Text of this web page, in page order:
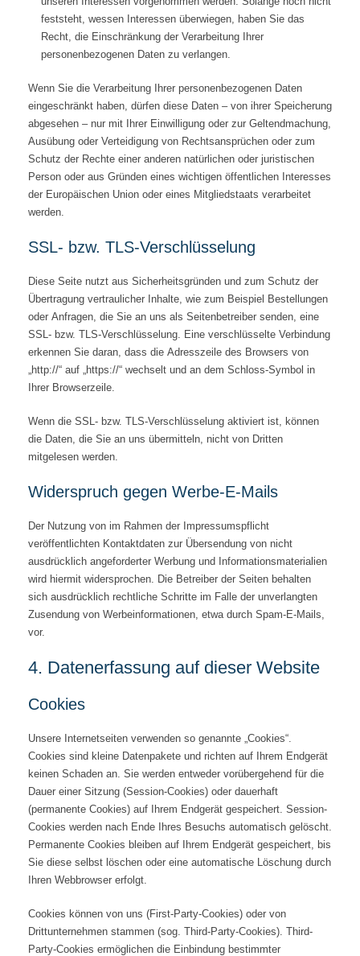
feststeht, wessen Interessen überwiegen, haben Sie das
Recht, die Einschränkung der Verarbeitung Ihrer
personenbezogenen Daten zu verlangen.
Wenn Sie die Verarbeitung Ihrer personenbezogenen Daten
eingeschränkt haben, dürfen diese Daten – von ihrer Speicherung
abgesehen – nur mit Ihrer Einwilligung oder zur Geltendmachung,
Ausübung oder Verteidigung von Rechtsansprüchen oder zum
Schutz der Rechte einer anderen natürlichen oder juristischen
Person oder aus Gründen eines wichtigen öffentlichen Interesses
der Europäischen Union oder eines Mitgliedstaats verarbeitet
werden.
SSL- bzw. TLS-Verschlüsselung
Diese Seite nutzt aus Sicherheitsgründen und zum Schutz der
Übertragung vertraulicher Inhalte, wie zum Beispiel Bestellungen
oder Anfragen, die Sie an uns als Seitenbetreiber senden, eine
SSL- bzw. TLS-Verschlüsselung. Eine verschlüsselte Verbindung
erkennen Sie daran, dass die Adresszeile des Browsers von
„http://“ auf „https://“ wechselt und an dem Schloss-Symbol in
Ihrer Browserzeile.
Wenn die SSL- bzw. TLS-Verschlüsselung aktiviert ist, können
die Daten, die Sie an uns übermitteln, nicht von Dritten
mitgelesen werden.
Widerspruch gegen Werbe-E-Mails
Der Nutzung von im Rahmen der Impressumspflicht
veröffentlichten Kontaktdaten zur Übersendung von nicht
ausdrücklich angeforderter Werbung und Informationsmaterialien
wird hiermit widersprochen. Die Betreiber der Seiten behalten
sich ausdrücklich rechtliche Schritte im Falle der unverlangten
Zusendung von Werbeinformationen, etwa durch Spam-E-Mails,
vor.
4. Datenerfassung auf dieser Website
Cookies
Unsere Internetseiten verwenden so genannte „Cookies“.
Cookies sind kleine Datenpakete und richten auf Ihrem Endgerät
keinen Schaden an. Sie werden entweder vorübergehend für die
Dauer einer Sitzung (Session-Cookies) oder dauerhaft
(permanente Cookies) auf Ihrem Endgerät gespeichert. Session-
Cookies werden nach Ende Ihres Besuchs automatisch gelöscht.
Permanente Cookies bleiben auf Ihrem Endgerät gespeichert, bis
Sie diese selbst löschen oder eine automatische Löschung durch
Ihren Webbrowser erfolgt.
Cookies können von uns (First-Party-Cookies) oder von
Drittunternehmen stammen (sog. Third-Party-Cookies). Third-
Party-Cookies ermöglichen die Einbindung bestimmter